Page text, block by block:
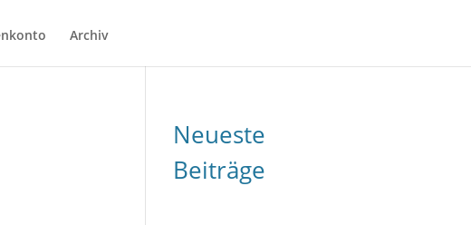
Archiv
Neueste
Beiträge